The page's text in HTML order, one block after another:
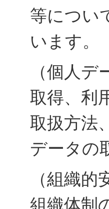
等につい
います。
（個人
取得、利
取扱方法
データの
（組織的
組織体制